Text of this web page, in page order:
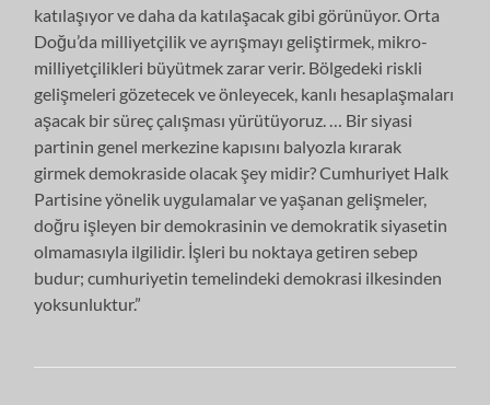
katılaşıyor ve daha da katılaşacak gibi görünüyor. Orta
Doğu’da milliyetçilik ve ayrışmayı geliştirmek, mikro-
milliyetçilikleri büyütmek zarar verir. Bölgedeki riskli
gelişmeleri gözetecek ve önleyecek, kanlı hesaplaşmaları
aşacak bir süreç çalışması yürütüyoruz. … Bir siyasi
partinin genel merkezine kapısını balyozla kırarak
girmek demokraside olacak şey midir? Cumhuriyet Halk
Partisine yönelik uygulamalar ve yaşanan gelişmeler,
doğru işleyen bir demokrasinin ve demokratik siyasetin
olmamasıyla ilgilidir. İşleri bu noktaya getiren sebep
budur; cumhuriyetin temelindeki demokrasi ilkesinden
yoksunluktur.”